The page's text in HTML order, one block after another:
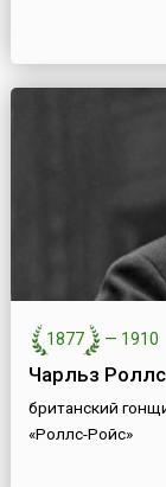
1877 — 1910
Чарльз Роллс
британский
«Роллс-Ройс»